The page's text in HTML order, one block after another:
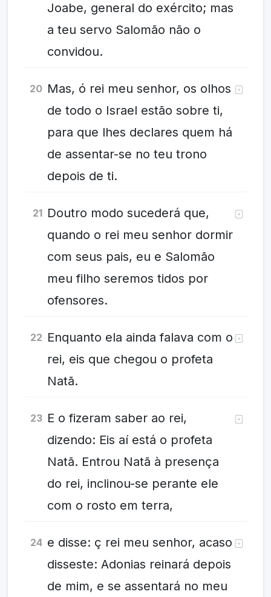
Joabe, general do exército; mas
a teu servo Salomão não o
convidou.
20 Mas, ó rei meu senhor, os olhos
de todo o Israel estão sobre ti,
para que lhes declares quem há
de assentar-se no teu trono
depois de ti.
21 Doutro modo sucederá que,
quando o rei meu senhor dormir
com seus pais, eu e Salomão
meu filho seremos tidos por
ofensores.
22 Enquanto ela ainda falava com o
rei, eis que chegou o profeta
Natã.
23 E o fizeram saber ao rei,
dizendo: Eis aí está o profeta
Natã. Entrou Natã à presença
do rei, inclinou-se perante ele
com o rosto em terra,
24 e disse: ç rei meu senhor, acaso
disseste: Adonias reinará depois
de mim, e se assentará no meu